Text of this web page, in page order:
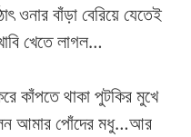
ওনার বাঁড়া বেরিয়ে যেতেই
খেতে লাগল…
কাঁপতে থাকা পুটকির মুখে
আমার পোঁদের মধু…আর